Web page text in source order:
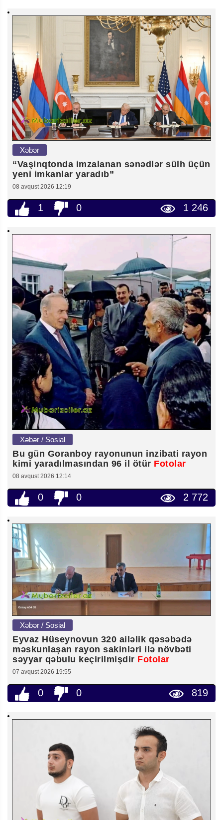
Xəbər
“Vaşinqtonda imzalanan sənədlər sülh üçün
yeni imkanlar yaradıb”
08 avqust 2026 12:19
1 0 1 246
Xəbər / Sosial
Bu gün Goranboy rayonunun inzibati rayon
kimi yaradılmasından 96 il ötür Fotolar
08 avqust 2026 12:14
0 0 2 772
Xəbər / Sosial
Eyvaz Hüseynovun 320 ailəlik qəsəbədə
məskunlaşan rayon sakinləri ilə növbəti
səyyar qəbulu keçirilmişdir Fotolar
07 avqust 2026 19:55
0 0 819